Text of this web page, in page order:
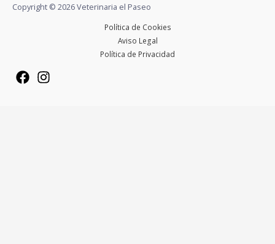
Copyright © 2026 Veterinaria el Paseo
Política de Cookies
Aviso Legal
Política de Privacidad